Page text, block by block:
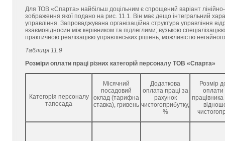
Для ТОВ «Спарта» найбільш доцільним є спрощений варіант лінійно-
зображення якої подано на рис. 11.1. Він має дещо інтегральний
управління. Запроваджувана організаційна структура управління
взаємовідносин між керівником та підлеглими; вузькою
практичною реалізацією управлінських рішень; можливістю
Таблиця 11.9
Розміри оплати праці різних категорій персоналу ТОВ «Спарта»
Категорія персоналу
тапосада
Місячний
посадовий
оклад (тарифна
ставка), гривень
Додаткова
оплата праці за
рахунок
чистогоприбутку,
%
Розмір
оплати